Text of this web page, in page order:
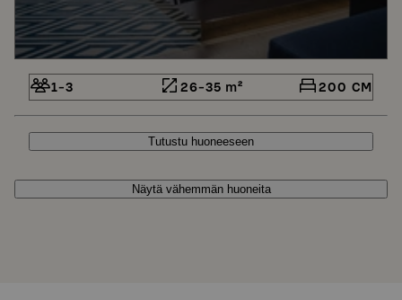
1-3 26-35 m² 200 CM
Tutustu huoneeseen
Näytä vähemmän huoneita